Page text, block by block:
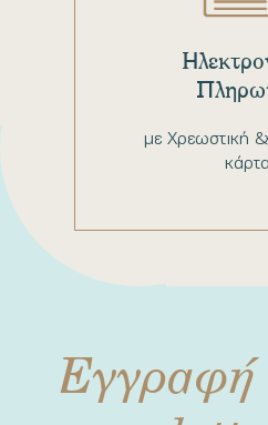
με Χρεωστική
κάρτα
Εγγραφή